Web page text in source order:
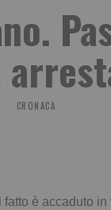
CRONACA
è accaduto